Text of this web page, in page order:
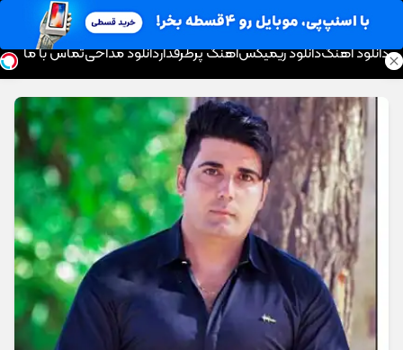
موزیک تار
دانلود آهنگدانلود ریمیکسآهنگ پرطرفداردانلود مداحیتماس با ما